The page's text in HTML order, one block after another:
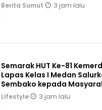
Berita Sumut 3 jam lalu
Semarak HUT Ke-81
Lapas Kelas I Medan
Sembako kepada
Lifestyle 3 jam lalu